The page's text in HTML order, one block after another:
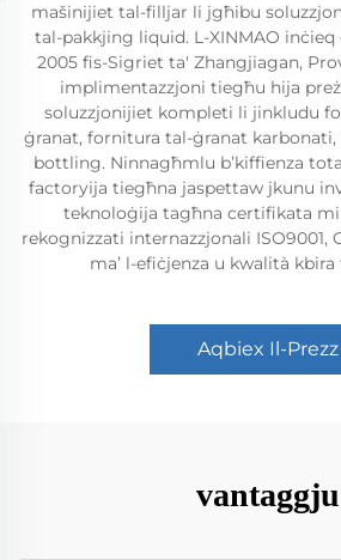
mašinijiet tal-filljar li jgħibu
tal-pakkjing liquid. L-XINMAO
2005 fis-Sigriet ta' Zhangjiagan,
implimentazzjoni tiegħu hija
soluzzjonijiet kompleti li jinkludu
ġranat, fornitura tal-ġranat
bottling. Ninnagħmlu b’kiffienza
factoryija tiegħna jaspettaw jkunu
teknoloġija tagħna certifikata
rekognizzati internazzjonali ISO9001,
ma’ l-efiċjenza u kwalità
Aqbiex Il-Prezz
vantaggju